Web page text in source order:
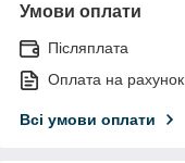
Умови оплати
Післяплата
Оплата на рахунок
Всі умови оплати